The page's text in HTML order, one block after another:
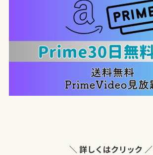
＼ 詳しくはクリック ／